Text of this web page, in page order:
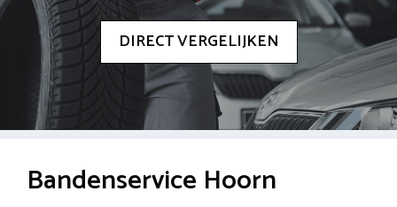
DIRECT VERGELIJKEN
Bandenservice Hoorn